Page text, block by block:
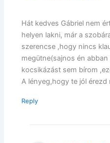
Hát kedves Gábriel nem
helyen lakni, már a
szerencse ,hogy nincs
megütne(sajnos én
kocsikázást sem bírom
A lényeg,hogy te jól érezd
Reply